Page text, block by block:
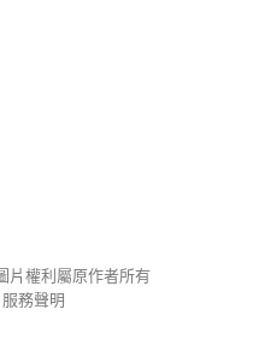
片權利屬原作者所有
服務聲明